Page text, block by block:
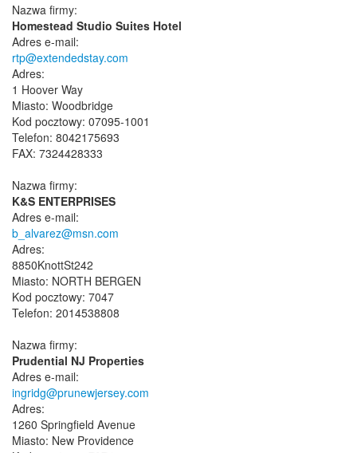
Nazwa firmy:
Homestead Studio Suites Hotel
Adres e-mail:
rtp@extendedstay.com
Adres:
1 Hoover Way
Miasto: Woodbridge
Kod pocztowy: 07095-1001
Telefon: 8042175693
FAX: 7324428333
Nazwa firmy:
K&S ENTERPRISES
Adres e-mail:
b_alvarez@msn.com
Adres:
8850KnottSt242
Miasto: NORTH BERGEN
Kod pocztowy: 7047
Telefon: 2014538808
Nazwa firmy:
Prudential NJ Properties
Adres e-mail:
ingridg@prunewjersey.com
Adres:
1260 Springfield Avenue
Miasto: New Providence